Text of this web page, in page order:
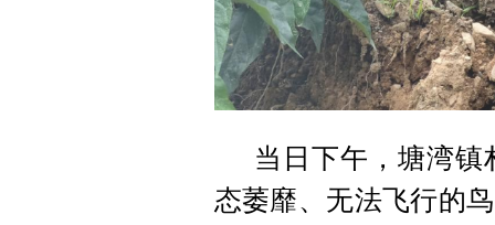
当日下午，塘湾
态萎靡、无法飞行的